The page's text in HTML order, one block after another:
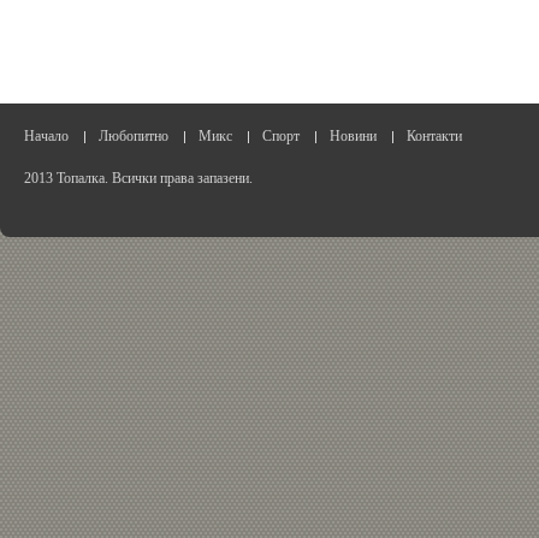
Начало Любопитно Микс Спорт Новини Контакти
2013 Топалка. Всички права запазени.